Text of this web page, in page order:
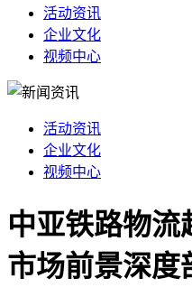
活动资讯
企业文化
视频中心
活动资讯
企业文化
视频中心
中亚铁路物流
市场前景深度